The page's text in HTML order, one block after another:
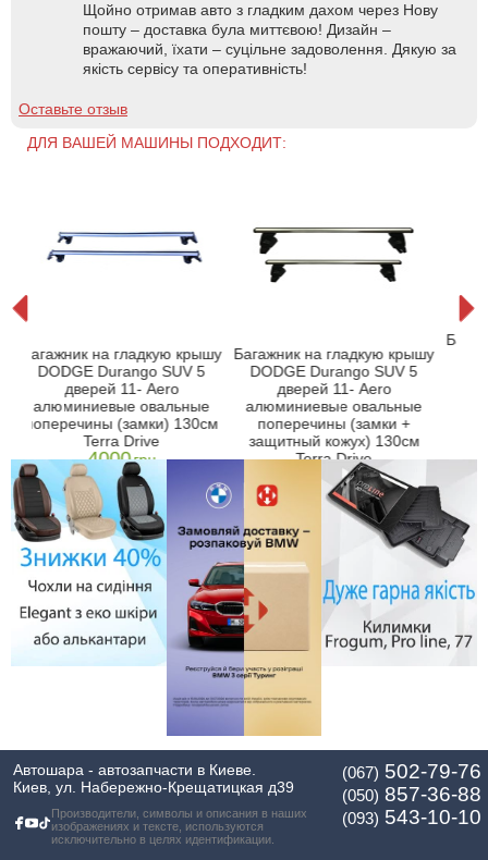
Щойно отримав авто з гладким дахом через Нову
пошту – доставка була миттєвою! Дизайн –
вражаючий, їхати – суцільне задоволення. Дякую за
якість сервісу та оперативність!
Оставьте отзыв
ДЛЯ ВАШЕЙ МАШИНЫ ПОДХОДИТ:
Багажник на гладкую крышу
DODGE Durango SUV 5
дверей 11- Aero
алюминиевые овальные
поперечины (замки) 130см
Terra Drive
4000грн
Багажник на гладкую крышу
DODGE Durango SUV 5
дверей 11- Aero
алюминиевые овальные
поперечины (замки +
защитный кожух) 130см
Terra Drive
4550грн
Автошара - автозапчасти в Киеве.
Киев, ул. Набережно-Крещатицкая д39
Производители, символы и описания в наших
изображениях и тексте, используются
исключительно в целях идентификации.
(067) 502-79-76
(050) 857-36-88
(093) 543-10-10